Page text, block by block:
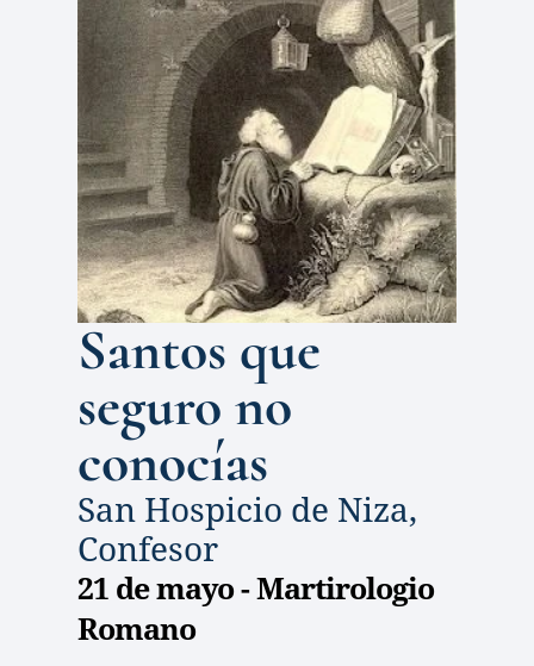
Santos que
seguro no
conocías
San Hospicio de Niza,
Confesor
21 de mayo - Martirologio
Romano